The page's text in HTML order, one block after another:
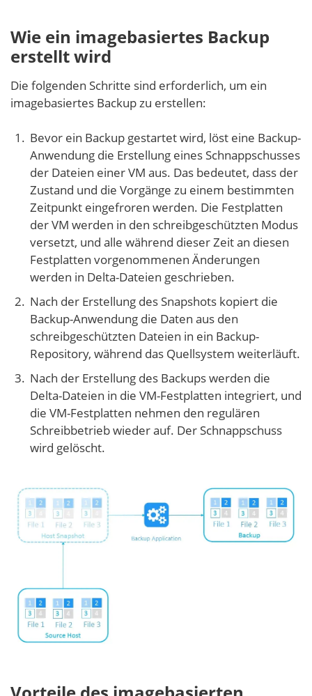
Wie ein imagebasiertes Backup
erstellt wird
Die folgenden Schritte sind erforderlich, um ein
imagebasiertes Backup zu erstellen:
Bevor ein Backup gestartet wird, löst eine Backup-
Anwendung die Erstellung eines Schnappschusses
der Dateien einer VM aus. Das bedeutet, dass der
Zustand und die Vorgänge zu einem bestimmten
Zeitpunkt eingefroren werden. Die Festplatten
der VM werden in den schreibgeschützten Modus
versetzt, und alle während dieser Zeit an diesen
Festplatten vorgenommenen Änderungen
werden in Delta-Dateien geschrieben.
Nach der Erstellung des Snapshots kopiert die
Backup-Anwendung die Daten aus den
schreibgeschützten Dateien in ein Backup-
Repository, während das Quellsystem weiterläuft.
Nach der Erstellung des Backups werden die
Delta-Dateien in die VM-Festplatten integriert, und
die VM-Festplatten nehmen den regulären
Schreibbetrieb wieder auf. Der Schnappschuss
wird gelöscht.